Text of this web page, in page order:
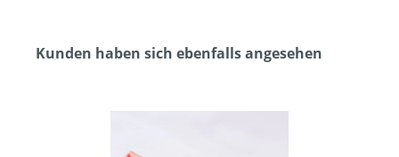
Kunden haben sich ebenfalls angesehen